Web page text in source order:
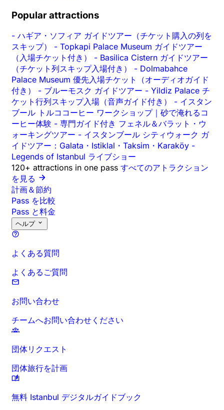
Popular attractions
- ハギア・ソフィア ガイドツアー（チケット購入の列を
スキップ） - Topkapi Palace Museum ガイドツアー
（入場チケット付き） - Basilica Cistern ガイドツアー
（チケット列スキップ入場付き） - Dolmabahce
Palace Museum 優先入場チケット（オーディオガイド
付き） - ブルーモスク ガイドツアー - Yildiz Palace チ
ケット行列スキップ入場（音声ガイド付き） - イスタン
ブール トルココーヒー ワークショップ｜砂で淹れるコ
ーヒー体験 - 専門ガイド付き フェネル＆バラット・ウ
ォーキングツアー - イスタンブール シティウォーク ガ
イドツアー：Galata・Istiklal・Taksim・Karaköy -
Legends of Istanbul ライブショー
120+ attractions in one pass すべてのアトラクション
を見る
計画＆節約
Pass を比較
Pass と料金
ヘルプ
よくある質問
よくあるご質問
お問い合わせ
チームへお問い合わせください
団体リクエスト
団体旅行を計画
無料 Istanbul デジタルガイドブック